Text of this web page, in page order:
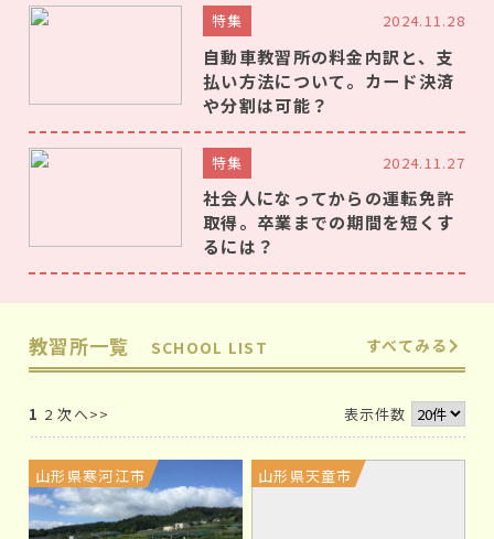
通学免許は、合宿免許に比べて繰り返し運転の練習が
できる機会が多く、運転に自信がない方も安心して運転
教習所へ毎回通う「通学免許」は、毎日の学校にアルバ
イト・塾や習い事に部活・サークル活動と大忙しの方で
も、空いた時間を使って教習所へ通えます。今の生活スタ
イルを崩さずに、教習所通いとの両立が図れます。
習を行います。そのため、自分の知っている道を通る安心
感があります。また、免許取得後に近隣を運転する際に
注意しておきたいポイントも、しっかりと学べます。
特集 2024.11.28
自動車教習所の料金内訳と、支
払い方法について。カード決済
や分割は可能？
特集 2024.11.27
社会人になってからの運転免許
取得。卒業までの期間を短くす
るには？
教習所一覧 SCHOOL LIST すべてみる
表示件数
1 2 次へ>>
山形県寒河江市 山形県天童市